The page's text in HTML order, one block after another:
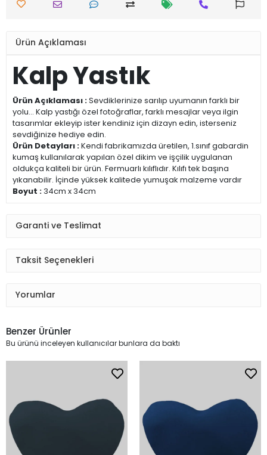
Ürün Açıklaması
Kalp Yastık
Ürün Açıklaması :Sevdiklerinize sarılıp uyumanın farklı bir
yolu... Kalp yastığı özel fotoğraflar, farklı mesajlar veya ilgin
tasarımlar ekleyip ister kendiniz için dizayn edin, isterseniz
sevdiğinize hediye edin.
Ürün Detayları :Kendi fabrikamızda üretilen, 1.sınıf gabardin
kumaş kullanılarak yapılan özel dikim ve işçilik uygulanan
oldukça kaliteli bir ürün. Fermuarlı kılıflıdır. Kılıfı tek başına
yıkanabilir. İçinde yüksek kalitede yumuşak malzeme vardır
Boyut :34cm x 34cm
Garanti ve Teslimat
Taksit Seçenekleri
Yorumlar
Benzer Ürünler
Bu ürünü inceleyen kullanıcılar bunlara da baktı